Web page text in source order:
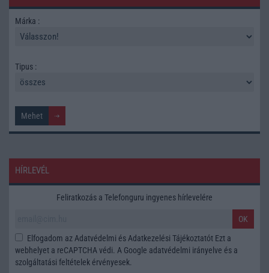
Márka :
Tipus :
HÍRLEVÉL
Feliratkozás a Telefonguru ingyenes hírlevelére
OK
Elfogadom azAdatvédelmi és Adatkezelési Tájékoztatót Ezt a
webhelyet a reCAPTCHA védi. A Google adatvédelmi irányelve és a
szolgáltatási feltételek érvényesek.